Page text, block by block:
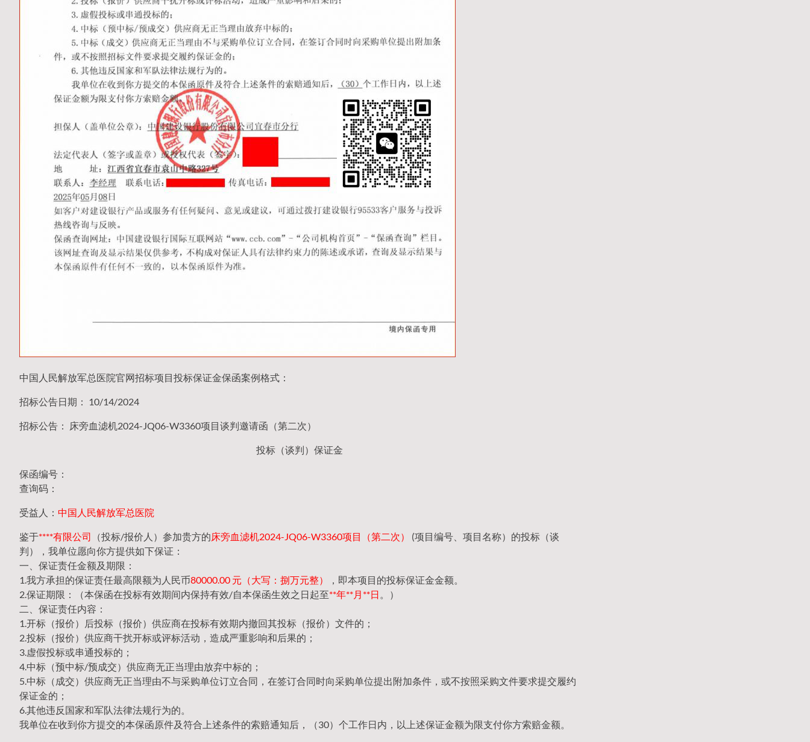
中国人民解放军总医院官网招标项目投标保证金保函案例格式：
招标公告日期： 10/14/2024
招标公告： 床旁血滤机2024-JQ06-W3360项目谈判邀请函（第二次）
投标（谈判）保证金
保函编号：
查询码：
受益人： 中国人民解放军总医院
鉴于****有限公司 （投标/报价人）参加贵方的床旁血滤机2024-JQ06-W3360项目（第二次）
(项目编号、项目名称）的投标（谈
判），我单位愿向你方提供如下保证：
一、保证责任金额及期限：
1.我方承担的保证责任最高限额为人民币80000.00 元（大写：捌万元整）
，即本项目的投标保证金金额。
2.保证期限：（本保函在投标有效期间内保持有效/自本保函生效之日起至**年**月**日 。）
二、保证责任内容：
1.开标（报价）后投标（报价）供应商在投标有效期内撤回其投标（报价）文件的；
2.投标（报价）供应商干扰开标或评标活动，造成严重影响和后果的；
3.虚假投标或串通投标的；
4.中标（预中标/预成交）供应商无正当理由放弃中标的；
5.中标（成交）供应商无正当理由不与采购单位订立合同，在签订合同时向采购单位提出附加条件，或不按照采购文件要求提交履约
保证金的；
6.其他违反国家和军队法律法规行为的。
我单位在收到你方提交的本保函原件及符合上述条件的索赔通知后，（30）个工作日内，以上述保证金额为限支付你方索赔金额。